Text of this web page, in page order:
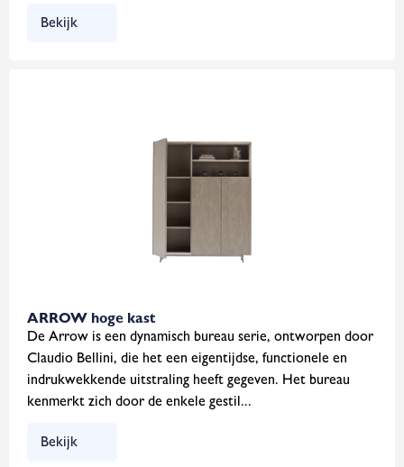
Bekijk
ARROW hoge kast
De Arrow is een dynamisch bureau serie, ontworpen door
Claudio Bellini, die het een eigentijdse, functionele en
indrukwekkende uitstraling heeft gegeven. Het bureau
kenmerkt zich door de enkele gestil...
Bekijk